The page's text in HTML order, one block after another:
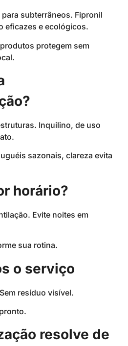
subterrâneos. Fipronil
eficazes e ecológicos.
protegem sem
Inquilino, de uso
sazonais, clareza evita
horário?
Evite noites em
sua rotina.
o serviço
resíduo visível.
resolve de